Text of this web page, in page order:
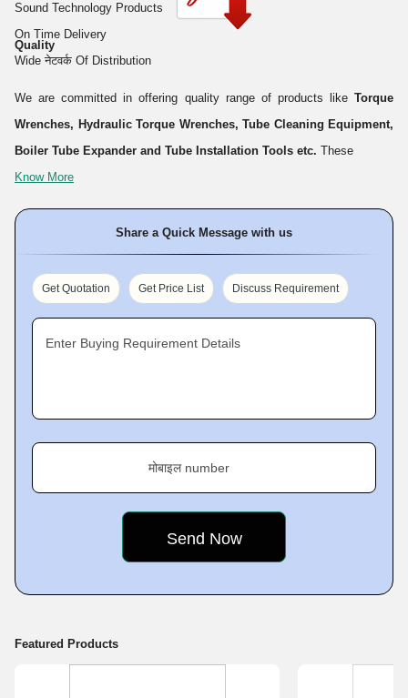
वितरण का व्यापक नेटवर्क
Sound Technology Products
On Time Delivery
Wide नेटवर्क Of Distribution
Quality
We are committed in offering quality range of products like Torque
Wrenches, Hydraulic Torque Wrenches, Tube Cleaning Equipment,
Boiler Tube Expander and Tube Installation Tools etc. These
Know More
Share a Quick Message with us
Get Quotation Get Price List Discuss Requirement
Enter Buying Requirement Details
मोबाइल number
Featured Products